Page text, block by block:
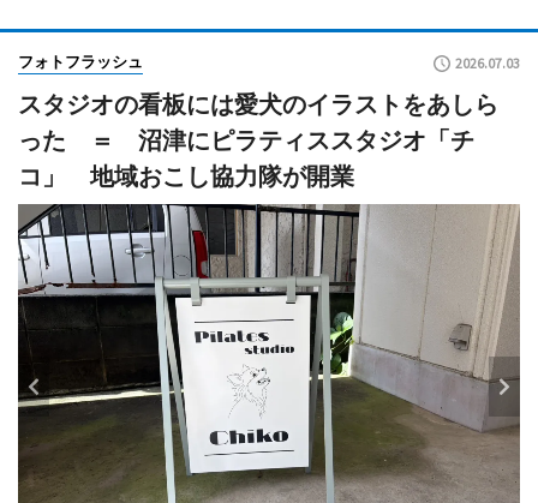
フォトフラッシュ 2026.07.03
スタジオの看板には愛犬のイラストをあしら
った ＝ 沼津にピラティススタジオ「チ
コ」 地域おこし協力隊が開業